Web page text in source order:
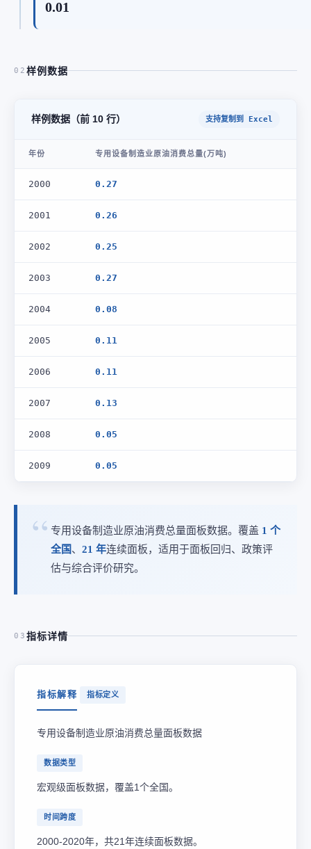
0.01
02 样例数据
样例数据（前 10 行） 支持复制到 Excel
年份 专用设备制造业原油消费总量(万吨)
2000 0.27
2001 0.26
2002 0.25
2003 0.27
2004 0.08
2005 0.11
2006 0.11
2007 0.13
2008 0.05
2009 0.05
专用设备制造业原油消费总量面板数据。覆盖 1 个
全国、 21 年连续面板，适用于面板回归、政策评
估与综合评价研究。
03 指标详情
指标解释 指标定义
专用设备制造业原油消费总量面板数据
数据类型
宏观级面板数据，覆盖1个全国。
时间跨度
2000-2020年，共21年连续面板数据。